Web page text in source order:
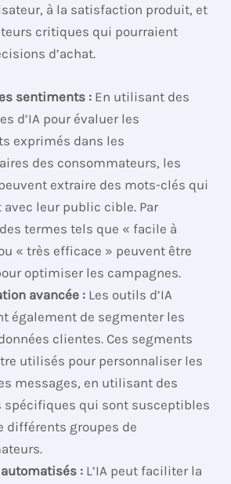
à la satisfaction produit, et
critiques qui pourraient
d’achat.
sentiments : En utilisant des
d’IA pour évaluer les
exprimés dans les
des consommateurs, les
extraire des mots-clés qui
avec leur public cible. Par
termes tels que « facile à
« très efficace » peuvent être
optimiser les campagnes.
avancée : Les outils d’IA
également de segmenter les
clientes. Ces segments
utilisés pour personnaliser les
messages, en utilisant des
spécifiques qui sont susceptibles
différents groupes de
: L’IA peut faciliter la